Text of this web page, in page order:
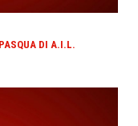
DI A.I.L.